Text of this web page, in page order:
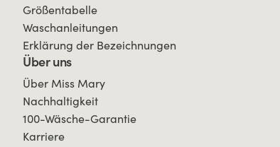
Größentabelle
Waschanleitungen
Erklärung der Bezeichnungen
Über uns
Über Miss Mary
Nachhaltigkeit
100-Wäsche-Garantie
Karriere